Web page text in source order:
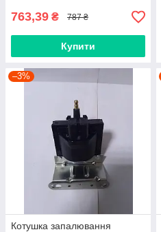
763,39 ₴ 787 ₴
Купити
–3%
Котушка запалювання